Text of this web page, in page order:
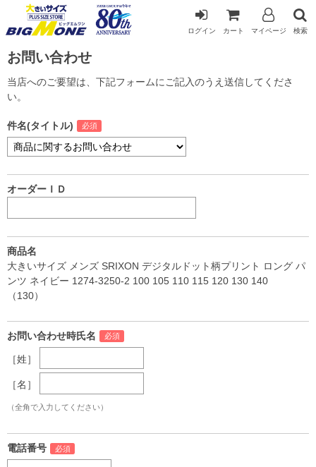
ログイン カート マイページ 検索
お問い合わせ
当店へのご要望は、下記フォームにご記入のうえ送信してくださ
い。
件名(タイトル)
オーダーＩＤ
商品名
大きいサイズ メンズ SRIXON デジタルドット柄プリント ロング パ
ンツ ネイビー 1274-3250-2 100 105 110 115 120 130 140
（130）
お問い合わせ時氏名
［姓］
［名］
（全角で入力してください）
電話番号